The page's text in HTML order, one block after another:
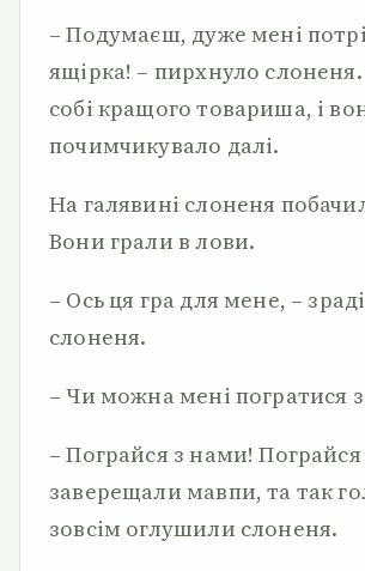
– Подумаєш, дуже мені
ящірка! – пирхнуло
собі кращого товариша, і
почимчикувало далі.
На галявині слоненя
Вони грали в лови.
– Ось ця гра для мене, –
слоненя.
– Чи можна мені погратися
– Пограйся з нами!
заверещали мавпи, та так
зовсім оглушили слоненя.